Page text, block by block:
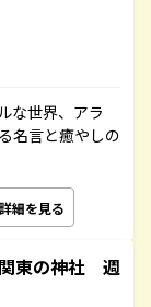
な世界、アラ
名言と癒やしの
詳細を見る
東の神社 週